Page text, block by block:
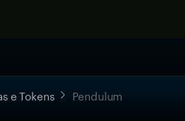
e Tokens Pendulum